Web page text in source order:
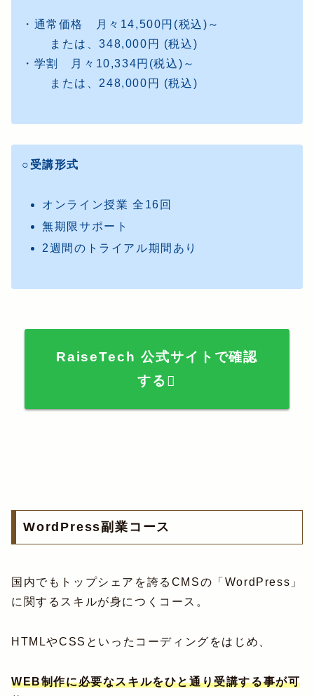
・通常価格 月々14,500円(税込)～
または、348,000円 (税込)
・学割 月々10,334円(税込)～
または、248,000円 (税込)
○受講形式
オンライン授業 全16回
無期限サポート
2週間のトライアル期間あり
RaiseTech 公式サイトで確認
する
WordPress副業コース
国内でもトップシェアを誇るCMSの「WordPress」
に関するスキルが身につくコース。
HTMLやCSSといったコーディングをはじめ、
WEB制作に必要なスキルをひと通り受講する事が可